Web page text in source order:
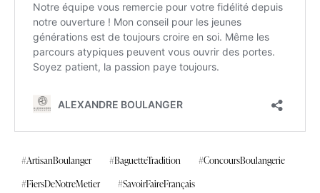
#ArtisanBoulanger #BaguetteTradition
#ConcoursBoulangerie
#FiersDeNotreMetier
#SavoirFaireFrançais